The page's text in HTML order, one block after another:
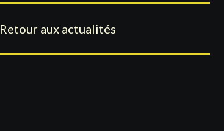
Retour aux actualités